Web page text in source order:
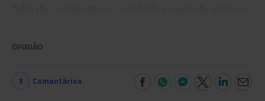
OPINIÃO
3 Comentários